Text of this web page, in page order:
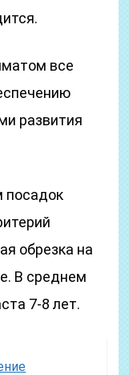
все
развития
посадок
обрезка на
В среднем
7-8 лет.